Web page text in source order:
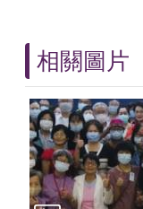
相關圖片